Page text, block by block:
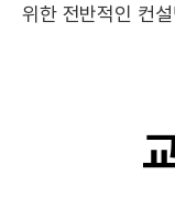
위한 전반적인 컨